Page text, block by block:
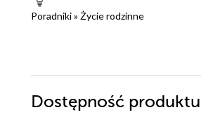
Poradniki» Życie rodzinne
Dostępność produktu